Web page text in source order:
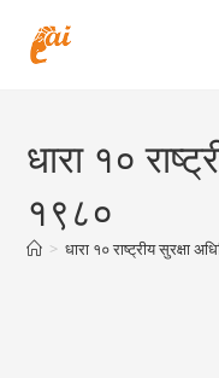
धारा १०
१९८०
> धारा १० राष्ट्रीय सुरक्षा